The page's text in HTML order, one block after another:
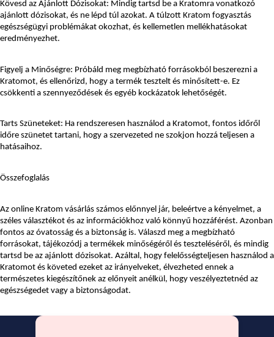
Kövesd az Ajánlott Dózisokat: Mindig tartsd be a Kratomra vonatkozó
ajánlott dózisokat, és ne lépd túl azokat. A túlzott Kratom fogyasztás
egészségügyi problémákat okozhat, és kellemetlen mellékhatásokat
eredményezhet.
Figyelj a Minőségre: Próbáld meg megbízható forrásokból beszerezni a
Kratomot, és ellenőrizd, hogy a termék tesztelt és minősített-e. Ez
csökkenti a szennyeződések és egyéb kockázatok lehetőségét.
Tarts Szüneteket: Ha rendszeresen használod a Kratomot, fontos időről
időre szünetet tartani, hogy a szervezeted ne szokjon hozzá teljesen a
hatásaihoz.
Összefoglalás
Az online Kratom vásárlás számos előnnyel jár, beleértve a kényelmet, a
széles választékot és az információkhoz való könnyű hozzáférést. Azonban
fontos az óvatosság és a biztonság is. Válaszd meg a megbízható
forrásokat, tájékozódj a termékek minőségéről és teszteléséről, és mindig
tartsd be az ajánlott dózisokat. Azáltal, hogy felelősségteljesen használod a
Kratomot és követed ezeket az irányelveket, élvezheted ennek a
természetes kiegészítőnek az előnyeit anélkül, hogy veszélyeztetnéd az
egészségedet vagy a biztonságodat.